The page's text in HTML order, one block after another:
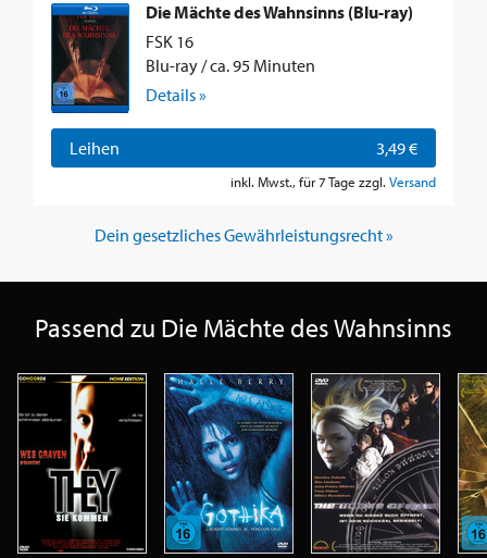
Die Mächte des Wahnsinns (Blu-ray)
FSK 16
Blu-ray / ca. 95 Minuten
Details »
Leihen 3,49 €
inkl. Mwst., für 7 Tage zzgl. Versand
Dein gesetzliches Gewährleistungsrecht »
Passend zu Die Mächte des Wahnsinns